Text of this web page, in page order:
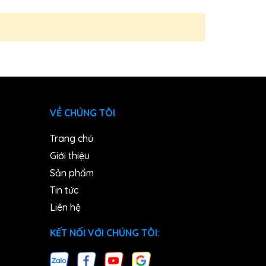
VỀ CHÚNG TÔI
Trang chủ
Giới thiệu
Sản phẩm
Tin tức
Liên hệ
KẾT NỐI VỚI CHÚNG TÔI: